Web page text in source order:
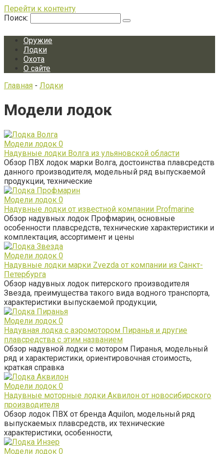
Перейти к контенту
Поиск:
Оружие
Лодки
Охота
О сайте
Главная - Лодки
Модели лодок
Модели лодок 0
Надувные лодки Волга из ульяновской области
Обзор ПВХ лодок марки Волга, достоинства плавсредств
данного производителя, модельный ряд выпускаемой
продукции, технические
Модели лодок 0
Надувные лодки от известной компании Profmarine
Обзор надувных лодок Профмарин, основные
особенности плавсредств, технические характеристики и
комплектация, ассортимент и цены
Модели лодок 0
Надувные лодки марки Zvezda от компании из Санкт-
Петербурга
Обзор надувных лодок питерского производителя
Звезда, преимущества такого вида водного транспорта,
характеристики выпускаемой продукции,
Модели лодок 0
Надувная лодка с аэромотором Пиранья и другие
плавсредства с этим названием
Обзор надувной лодки с мотором Пиранья, модельный
ряд и характеристики, ориентировочная стоимость,
краткая справка
Модели лодок 0
Надувные моторные лодки Аквилон от новосибирского
производителя
Обзор лодок ПВХ от бренда Aquilon, модельный ряд
выпускаемых плавсредств, их технические
характеристики, особенности,
Модели лодок 0